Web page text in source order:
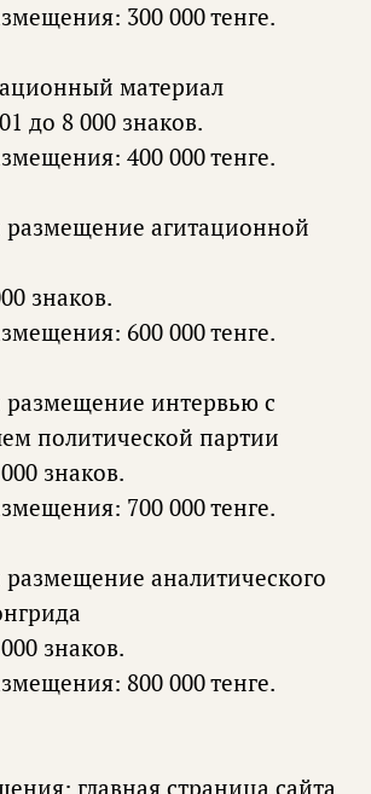
300 000 тенге.
материал
до 8 000 знаков.
400 000 тенге.
размещение агитационной
знаков.
600 000 тенге.
размещение интервью с
политической партии
знаков.
700 000 тенге.
аналитического
знаков.
800 000 тенге.